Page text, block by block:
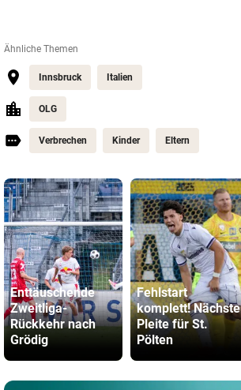
Ähnliche Themen
Innsbruck Italien
OLG
Verbrechen Kinder Eltern
Enttäuschende
Zweitliga-
Rückkehr nach
Grödig
Fehlstart
komplett! Nächste
Pleite für St.
Pölten